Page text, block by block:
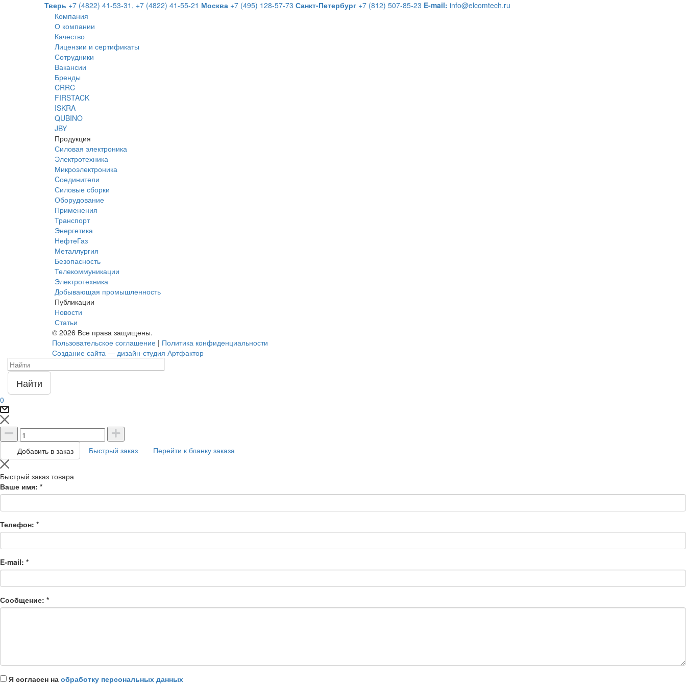
Тверь +7 (4822) 41-53-31, +7 (4822) 41-55-21 Москва +7 (495) 128-57-73 Санкт-Петербург +7 (812) 507-85-23 E-mail: info@elcomtech.ru
Компания
О компании
Качество
Лицензии и сертификаты
Сотрудники
Вакансии
Бренды
CRRC
FIRSTACK
ISKRA
QUBINO
JBY
Продукция
Силовая электроника
Электротехника
Микроэлектроника
Cоединители
Силовые сборки
Оборудование
Применения
Транспорт
Энергетика
НефтеГаз
Металлургия
Безопасность
Телекоммуникации
Электротехника
Добывающая промышленность
Публикации
Новости
Статьи
© 2026 Все права защищены.
Пользовательское соглашение | Политика конфиденциальности
Создание сайта — дизайн-студия Артфактор
Найти
0
Добавить в заказ Быстрый заказ Перейти к бланку заказа
Быстрый заказ товара
Ваше имя: *
Телефон: *
E-mail: *
Сообщение: *
Я согласен на обработку персональных данных